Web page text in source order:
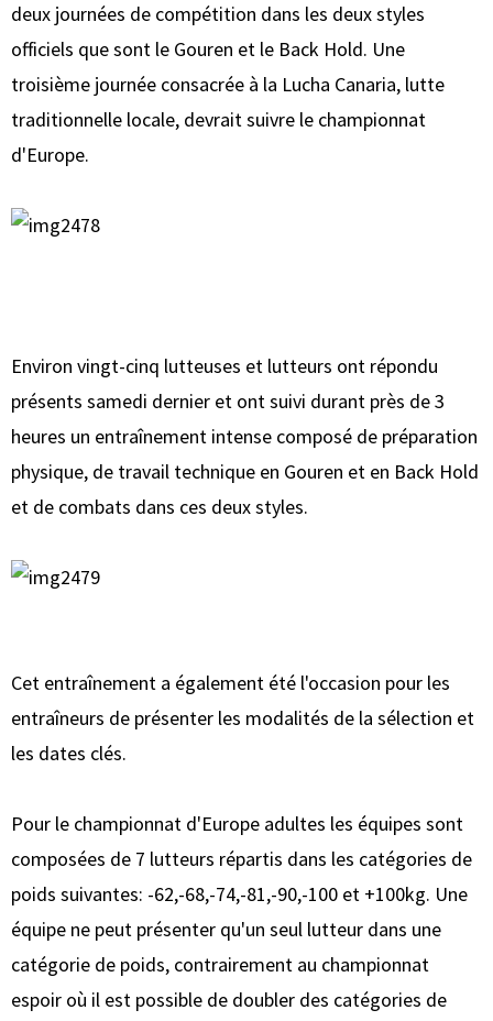
deux journées de compétition dans les deux styles
officiels que sont le Gouren et le Back Hold. Une
troisième journée consacrée à la Lucha Canaria, lutte
traditionnelle locale, devrait suivre le championnat
d'Europe.
Environ vingt-cinq lutteuses et lutteurs ont répondu
présents samedi dernier et ont suivi durant près de 3
heures un entraînement intense composé de préparation
physique, de travail technique en Gouren et en Back Hold
et de combats dans ces deux styles.
Cet entraînement a également été l'occasion pour les
entraîneurs de présenter les modalités de la sélection et
les dates clés.
Pour le championnat d'Europe adultes les équipes sont
composées de 7 lutteurs répartis dans les catégories de
poids suivantes: -62,-68,-74,-81,-90,-100 et +100kg. Une
équipe ne peut présenter qu'un seul lutteur dans une
catégorie de poids, contrairement au championnat
espoir où il est possible de doubler des catégories de